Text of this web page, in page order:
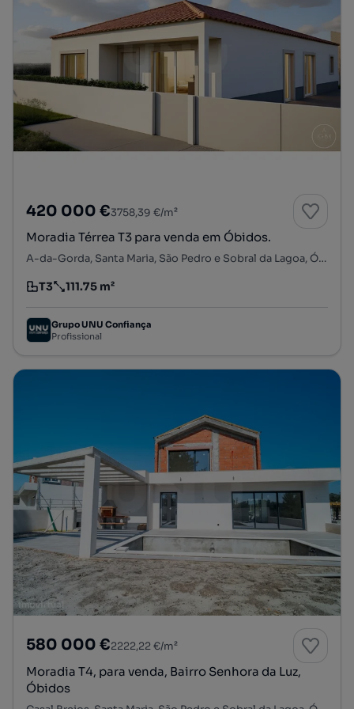
420 000 €3758,39 €/m²
Moradia Térrea T3 para venda em Óbidos.
A-da-Gorda, Santa Maria, São Pedro e Sobral da Lagoa, Óbidos, Leiria
Tipologia
T3
Preço por metro quadrado
111.75 m²
Grupo UNU Confiança
Profissional
580 000 €2222,22 €/m²
Moradia T4, para venda, Bairro Senhora da Luz,
Óbidos